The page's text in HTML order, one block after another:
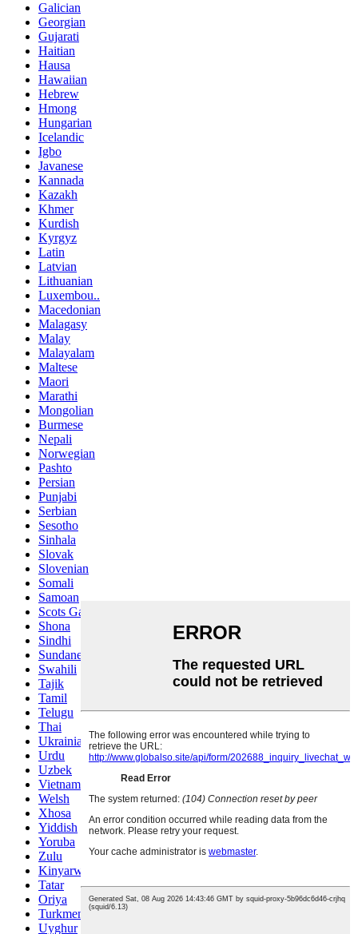
Galician
Georgian
Gujarati
Haitian
Hausa
Hawaiian
Hebrew
Hmong
Hungarian
Icelandic
Igbo
Javanese
Kannada
Kazakh
Khmer
Kurdish
Kyrgyz
Latin
Latvian
Lithuanian
Luxembou..
Macedonian
Malagasy
Malay
Malayalam
Maltese
Maori
Marathi
Mongolian
Burmese
Nepali
Norwegian
Pashto
Persian
Punjabi
Serbian
Sesotho
Sinhala
Slovak
Slovenian
Somali
Samoan
Scots Gaelic
Shona
Sindhi
Sundanese
Swahili
Tajik
Tamil
Telugu
Thai
Ukrainian
Urdu
Uzbek
Vietnamese
Welsh
Xhosa
Yiddish
Yoruba
Zulu
Kinyarwanda
Tatar
Oriya
Turkmen
Uyghur